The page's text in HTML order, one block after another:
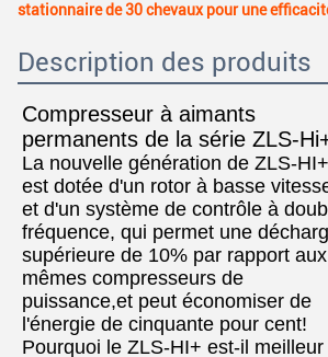
stationnaire de 30 chevaux pour une
Description des produits
Compresseur à aimants
permanents de la série ZLS-
La nouvelle génération de ZLS-HI+
est dotée d'un rotor à basse
et d'un système de contrôle à
fréquence, qui permet une
supérieure de 10% par rapport aux
mêmes compresseurs de
puissance,et peut économiser de
l'énergie de cinquante pour cent!
Pourquoi le ZLS-HI+ est-il meilleur